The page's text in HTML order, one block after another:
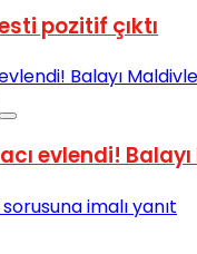
pozitif çıktı
evlendi!